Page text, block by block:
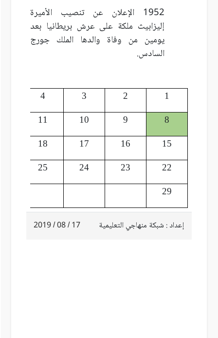
1952 الإعلان عن تنصيب الأميرة
إليزابيث ملكة على عرش بريطانيا بعد
يومين من وفاة والدها الملك جورج
السادس.
1
2
3
4
8
9
10
11
15
16
17
18
22
23
24
25
29
إعداد : شبكة منهاجي التعليمية 17 / 08 / 2019